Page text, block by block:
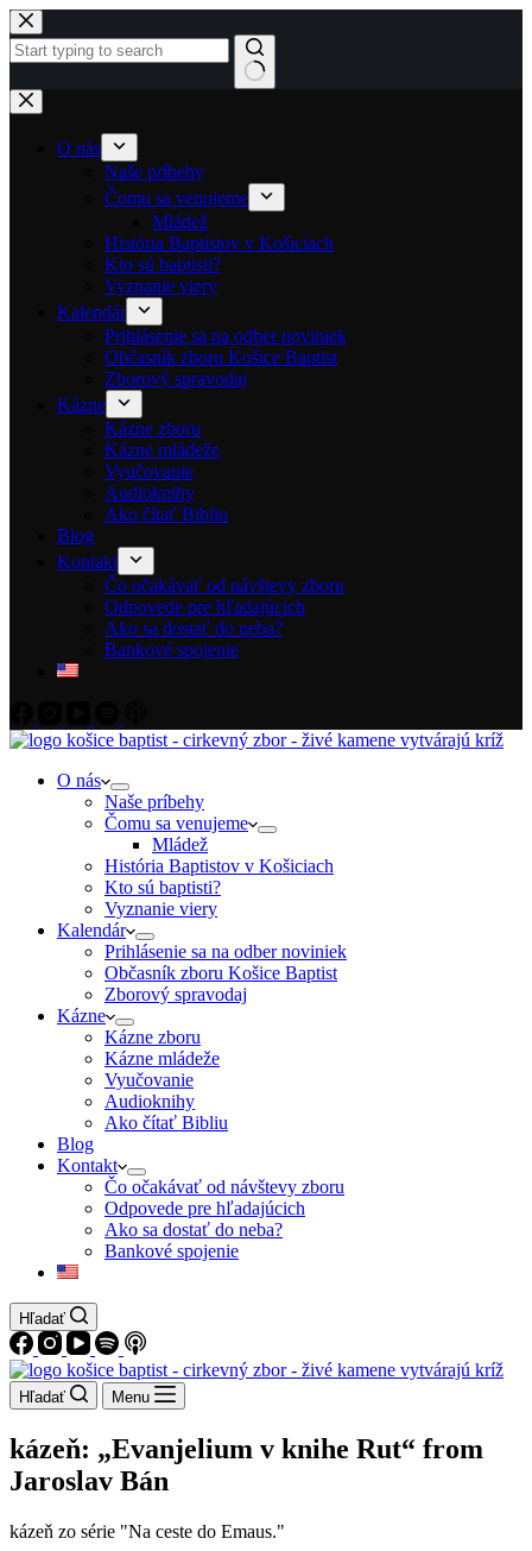
Skip to content
No results
O nás
Naše príbehy
Čomu sa venujeme
Mládež
História Baptistov v Košiciach
Kto sú baptisti?
Vyznanie viery
Kalendár
Prihlásenie sa na odber noviniek
Občasník zboru Košice Baptist
Zborový spravodaj
Kázne
Kázne zboru
Kázne mládeže
Vyučovanie
Audioknihy
Ako čítať Bibliu
Blog
Kontakt
Čo očakávať od návštevy zboru
Odpovede pre hľadajúcich
Ako sa dostať do neba?
Bankové spojenie
O nás
Naše príbehy
Čomu sa venujeme
Mládež
História Baptistov v Košiciach
Kto sú baptisti?
Vyznanie viery
Kalendár
Prihlásenie sa na odber noviniek
Občasník zboru Košice Baptist
Zborový spravodaj
Kázne
Kázne zboru
Kázne mládeže
Vyučovanie
Audioknihy
Ako čítať Bibliu
Blog
Kontakt
Čo očakávať od návštevy zboru
Odpovede pre hľadajúcich
Ako sa dostať do neba?
Bankové spojenie
Hľadať
Hľadať Menu
kázeň: „Evanjelium v knihe Rut“ from
Jaroslav Bán
kázeň zo série "Na ceste do Emaus."